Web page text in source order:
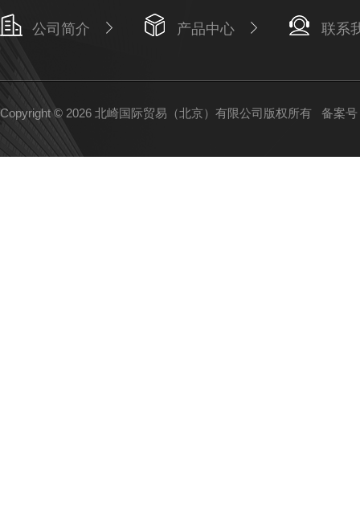
公司简介 产品中心 联系
Copyright © 2026 北崎国际贸易（北京）有限公司版权所有 备案号